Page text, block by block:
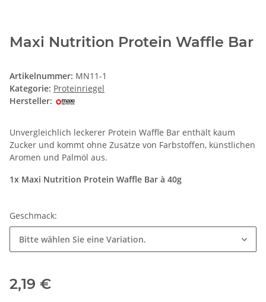
Maxi Nutrition Protein Waffle Bar
Artikelnummer: MN11-1
Kategorie: Proteinriegel
Hersteller:
Unvergleichlich leckerer Protein Waffle Bar enthält kaum
Zucker und kommt ohne Zusätze von Farbstoffen, künstlichen
Aromen und Palmöl aus.
1x Maxi Nutrition Protein Waffle Bar à 40g
Geschmack:
Bitte wählen Sie eine Variation.
2,19 €